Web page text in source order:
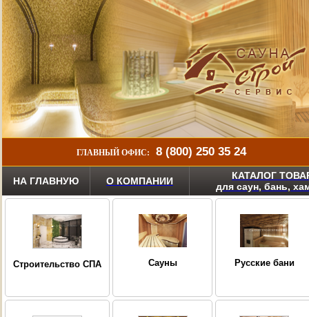
ГЛАВНЫЙ ОФИС: 8 (800) 250 35 24
НА ГЛАВНУЮ О КОМПАНИИ
КАТАЛОГ
для саун, бань,
Строительство СПА Сауны Русские бани